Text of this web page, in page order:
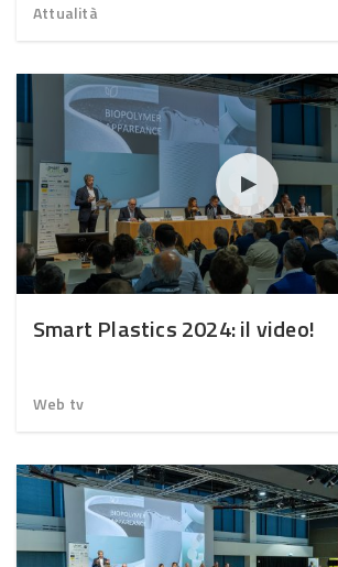
Attualità
Smart Plastics 2024: il video!
Web tv